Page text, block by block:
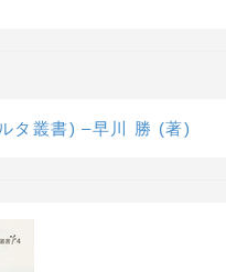
タ叢書) –早川 勝 (著)